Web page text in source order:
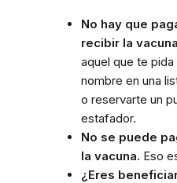
No hay que
recibir la
aquel que te
nombre en una
o reservarte un
estafador.
No se puede
la vacuna. Eso
¿Eres